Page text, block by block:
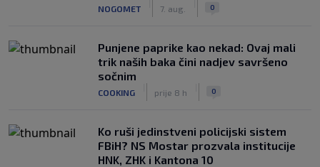
NOGOMET 7. aug. 0
Punjene paprike kao nekad: Ovaj mali
trik naših baka čini nadjev savršeno
sočnim
COOKING prije 8 h 0
Ko ruši jedinstveni policijski sistem
FBiH? NS Mostar prozvala institucije
HNK, ZHK i Kantona 10